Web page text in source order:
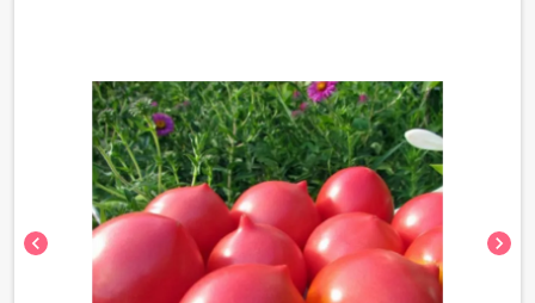
chevron_left chevron_right